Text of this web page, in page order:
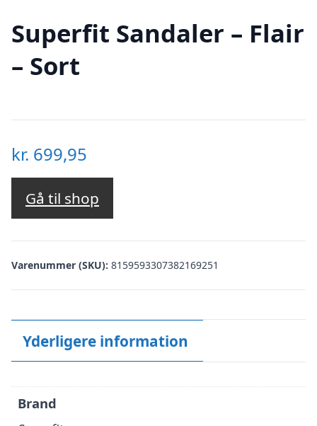
Superfit Sandaler – Flair
– Sort
kr. 699,95
Gå til shop
Varenummer (SKU): 8159593307382169251
Yderligere information
Brand